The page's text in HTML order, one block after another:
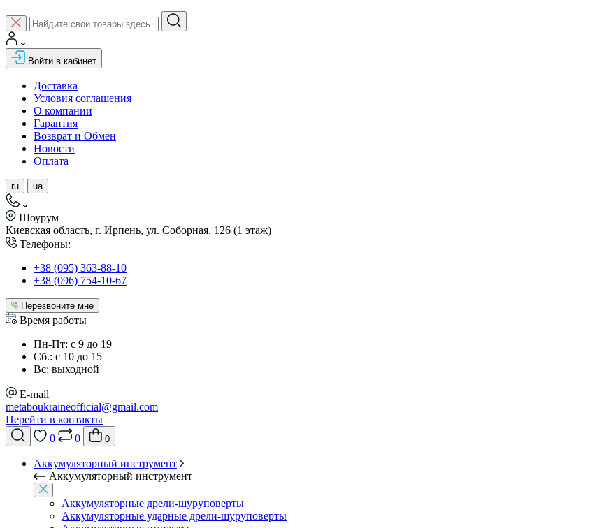
Войти в кабинет
Доставка
Условия соглашения
О компании
Гарантия
Возврат и Обмен
Новости
Оплата
ru ua
Шоурум
Киевская область, г. Ирпень, ул. Соборная, 126 (1 этаж)
Телефоны:
+38 (095) 363-88-10
+38 (096) 754-10-67
Перезвоните мне
Время работы
Пн-Пт: с 9 до 19
Сб.: с 10 до 15
Вс: выходной
E-mail
metaboukraineofficial@gmail.com
Перейти в контакты
0
0 0
Аккумуляторный инструмент
Аккумуляторный инструмент
Аккумуляторные дрели-шуруповерты
Аккумуляторные ударные дрели-шуруповерты